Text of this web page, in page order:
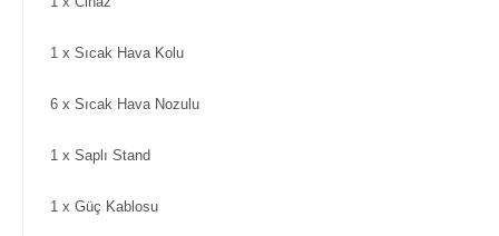
1 x Sıcak Hava Kolu
6 x Sıcak Hava Nozulu
1 x Saplı Stand
1 x Güç Kablosu